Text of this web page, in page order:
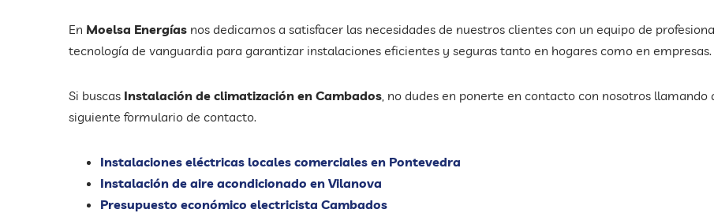
En Moelsa Energías nos dedicamos a satisfacer las necesidades de nuestros clientes con un equipo de
tecnología de vanguardia para garantizar instalaciones eficientes y seguras tanto en hogares como en empresas.
Si buscas Instalación de climatización en Cambados, no dudes en ponerte en contacto con nosotros
siguiente formulario de contacto.
Instalaciones eléctricas locales comerciales en Pontevedra
Instalación de aire acondicionado en Vilanova
Presupuesto económico electricista Cambados